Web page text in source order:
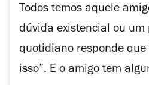
Todos temos aquele
dúvida existencial ou um
quotidiano responde
isso”. E o amigo tem